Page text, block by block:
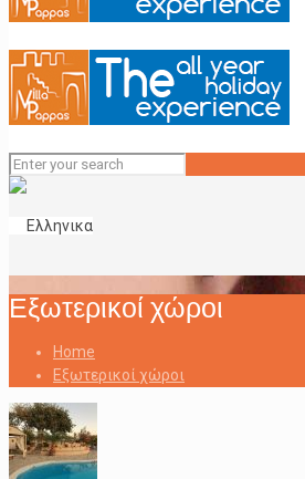
Εξωτερικοί χώροι
Home
Εξωτερικοί χώροι